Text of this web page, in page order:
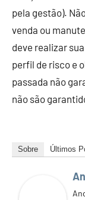
pela gestão).
venda ou
deve realizar
perfil de risco e
passada não
não são
Sobre Últimos